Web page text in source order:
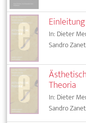
Einleitung
In: Dieter
Sandro
Theoria
In: Dieter
Sandro